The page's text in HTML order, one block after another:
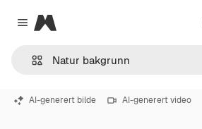
Close menu
Magnific
AI-generert bilde AI-generert video